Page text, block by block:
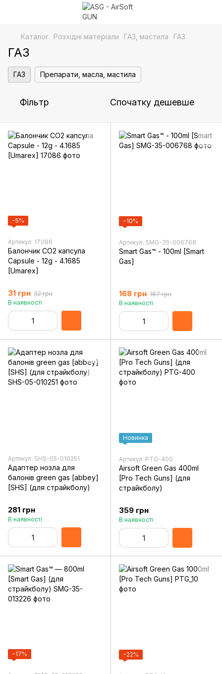
Каталог Розхідні матеріали ГАЗ, мастила ГАЗ
ГАЗ
ГАЗ Препарати, масла, мастила
Фільтр Спочатку дешевше
−5%
Артикул: 17086
Балончик CO2 капсула
Capsule - 12g - 4.1685
[Umarex]
31 грн 32 грн
В наявності
−10%
Артикул: SMG-35-006768
Smart Gas™ - 100ml [Smart
Gas]
168 грн 187 грн
В наявності
Артикул: SHS-05-010251
Адаптер нозла для
балонів green gas [abbey]
[SHS] (для страйкболу)
281 грн
В наявності
Новинка
Артикул: PTG-400
Airsoft Green Gas 400ml
[Pro Tech Guns] (для
страйкболу)
359 грн
В наявності
−17% −22%